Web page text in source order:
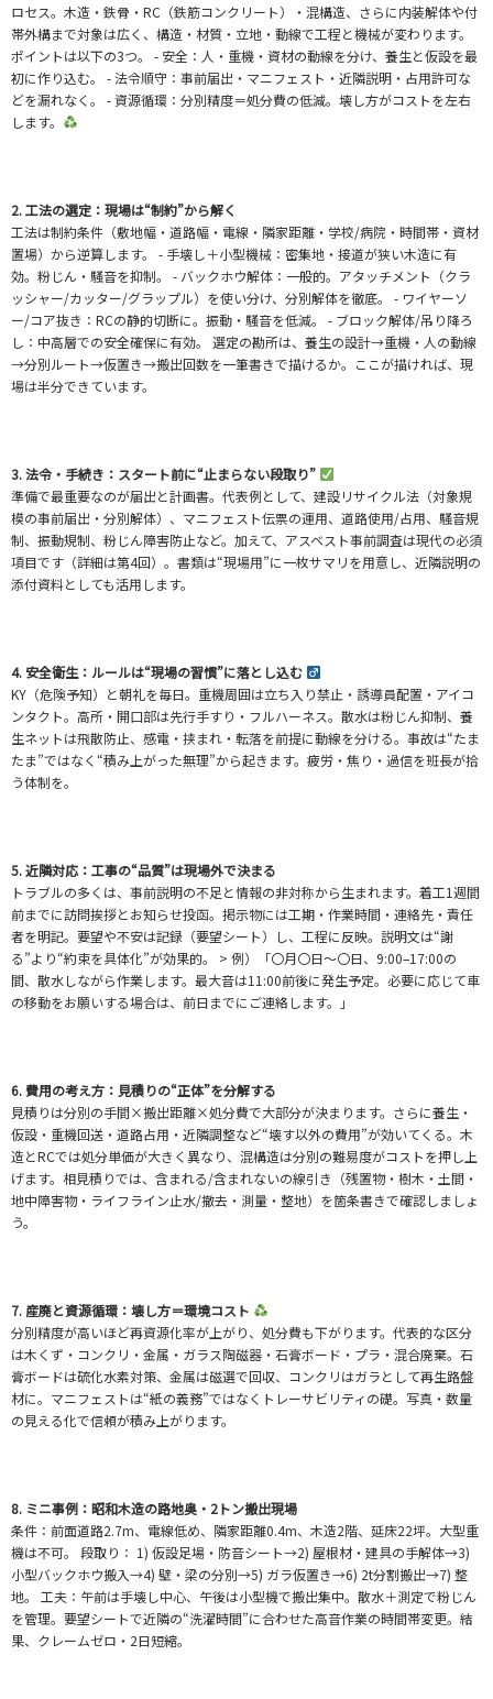
ロセス。木造・鉄骨・RC（鉄筋コンクリート）・混構造、さらに内装解体や付
帯外構まで対象は広く、構造・材質・立地・動線で工程と機械が変わります。
ポイントは以下の3つ。 - 安全：人・重機・資材の動線を分け、養生と仮設を最
初に作り込む。 - 法令順守：事前届出・マニフェスト・近隣説明・占用許可な
どを漏れなく。 - 資源循環：分別精度＝処分費の低減。壊し方がコストを左右
します。
2. 工法の選定：現場は“制約”から解く
工法は制約条件（敷地幅・道路幅・電線・隣家距離・学校/病院・時間帯・資材
置場）から逆算します。 - 手壊し＋小型機械：密集地・接道が狭い木造に有
効。粉じん・騒音を抑制。 - バックホウ解体：一般的。アタッチメント（クラ
ッシャー/カッター/グラップル）を使い分け、分別解体を徹底。 - ワイヤーソ
ー/コア抜き：RCの静的切断に。振動・騒音を低減。 - ブロック解体/吊り降ろ
し：中高層での安全確保に有効。 選定の勘所は、養生の設計→重機・人の動線
→分別ルート→仮置き→搬出回数を一筆書きで描けるか。ここが描ければ、現
場は半分できています。
3. 法令・手続き：スタート前に“止まらない段取り”
準備で最重要なのが届出と計画書。代表例として、建設リサイクル法（対象規
模の事前届出・分別解体）、マニフェスト伝票の運用、道路使用/占用、騒音規
制、振動規制、粉じん障害防止など。加えて、アスベスト事前調査は現代の必須
項目です（詳細は第4回）。書類は“現場用”に一枚サマリを用意し、近隣説明の
添付資料としても活用します。
4. 安全衛生：ルールは“現場の習慣”に落とし込む ‍
KY（危険予知）と朝礼を毎日。重機周囲は立ち入り禁止・誘導員配置・アイコ
ンタクト。高所・開口部は先行手すり・フルハーネス。散水は粉じん抑制、養
生ネットは飛散防止、感電・挟まれ・転落を前提に動線を分ける。事故は“たま
たま”ではなく“積み上がった無理”から起きます。疲労・焦り・過信を班長が拾
う体制を。
5. 近隣対応：工事の“品質”は現場外で決まる
トラブルの多くは、事前説明の不足と情報の非対称から生まれます。着工1週間
前までに訪問挨拶とお知らせ投函。掲示物には工期・作業時間・連絡先・責任
者を明記。要望や不安は記録（要望シート）し、工程に反映。説明文は“謝
る”より“約束を具体化”が効果的。 > 例）「〇月〇日〜〇日、9:00–17:00の
間、散水しながら作業します。最大音は11:00前後に発生予定。必要に応じて車
の移動をお願いする場合は、前日までにご連絡します。」
6. 費用の考え方：見積りの“正体”を分解する
見積りは分別の手間×搬出距離×処分費で大部分が決まります。さらに養生・
仮設・重機回送・道路占用・近隣調整など“壊す以外の費用”が効いてくる。木
造とRCでは処分単価が大きく異なり、混構造は分別の難易度がコストを押し上
げます。相見積りでは、含まれる/含まれないの線引き（残置物・樹木・土間・
地中障害物・ライフライン止水/撤去・測量・整地）を箇条書きで確認しましょ
う。
7. 産廃と資源循環：壊し方＝環境コスト
分別精度が高いほど再資源化率が上がり、処分費も下がります。代表的な区分
は木くず・コンクリ・金属・ガラス陶磁器・石膏ボード・プラ・混合廃棄。石
膏ボードは硫化水素対策、金属は磁選で回収、コンクリはガラとして再生路盤
材に。マニフェストは“紙の義務”ではなくトレーサビリティの礎。写真・数量
の見える化で信頼が積み上がります。
8. ミニ事例：昭和木造の路地奥・2トン搬出現場
条件：前面道路2.7m、電線低め、隣家距離0.4m、木造2階、延床22坪。大型重
機は不可。 段取り： 1) 仮設足場・防音シート→2) 屋根材・建具の手解体→3)
小型バックホウ搬入→4) 壁・梁の分別→5) ガラ仮置き→6) 2t分割搬出→7) 整
地。 工夫：午前は手壊し中心、午後は小型機で搬出集中。散水＋測定で粉じん
を管理。要望シートで近隣の“洗濯時間”に合わせた高音作業の時間帯変更。結
果、クレームゼロ・2日短縮。